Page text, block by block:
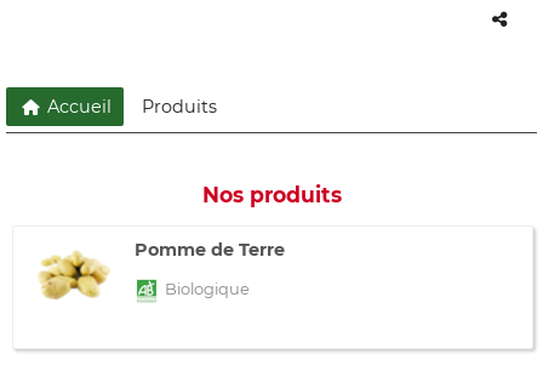
Accueil Produits
Nos produits
Pomme de Terre
Biologique